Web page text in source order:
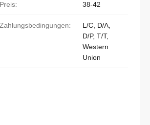
Preis: 38-42
Zahlungsbedingungen:
L/C, D/A,
D/P, T/T,
Western
Union